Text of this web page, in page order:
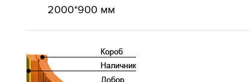
2000*900 мм